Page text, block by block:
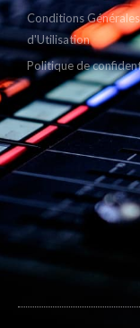
Conditions Générales
d'Utilisation
Politique de